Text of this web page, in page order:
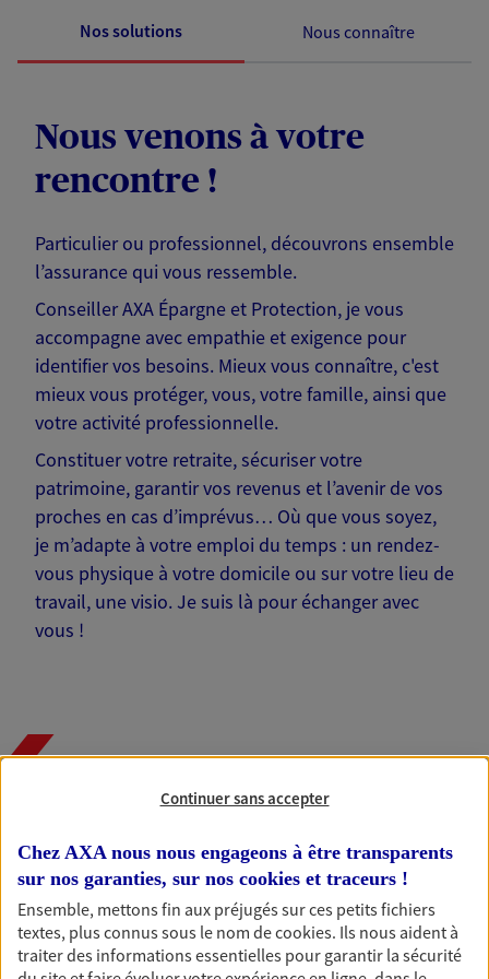
Nos solutions Nous connaître
Nous venons à votre
rencontre !
Particulier ou professionnel, découvrons ensemble
l’assurance qui vous ressemble.
Conseiller AXA Épargne et Protection, je vous
accompagne avec empathie et exigence pour
identifier vos besoins. Mieux vous connaître, c'est
mieux vous protéger, vous, votre famille, ainsi que
votre activité professionnelle.
Constituer votre retraite, sécuriser votre
patrimoine, garantir vos revenus et l’avenir de vos
proches en cas d’imprévus… Où que vous soyez,
je m’adapte à votre emploi du temps : un rendez-
vous physique à votre domicile ou sur votre lieu de
travail, une visio. Je suis là pour échanger avec
vous !
Épargne
Réalisez vos projets grâce à votre épargne : achat
immobilier, études des enfants ou voyage autour
du monde… Épargnez à votre rythme et
simplement, selon votre profil.
Continuer sans accepter
Chez AXA nous nous engageons à être transparents
sur nos garanties, sur nos cookies et traceurs !
Ensemble, mettons fin aux préjugés sur ces petits fichiers
textes, plus connus sous le nom decookies. Ils nous aident à
traiter des informations essentielles pour garantir la sécurité